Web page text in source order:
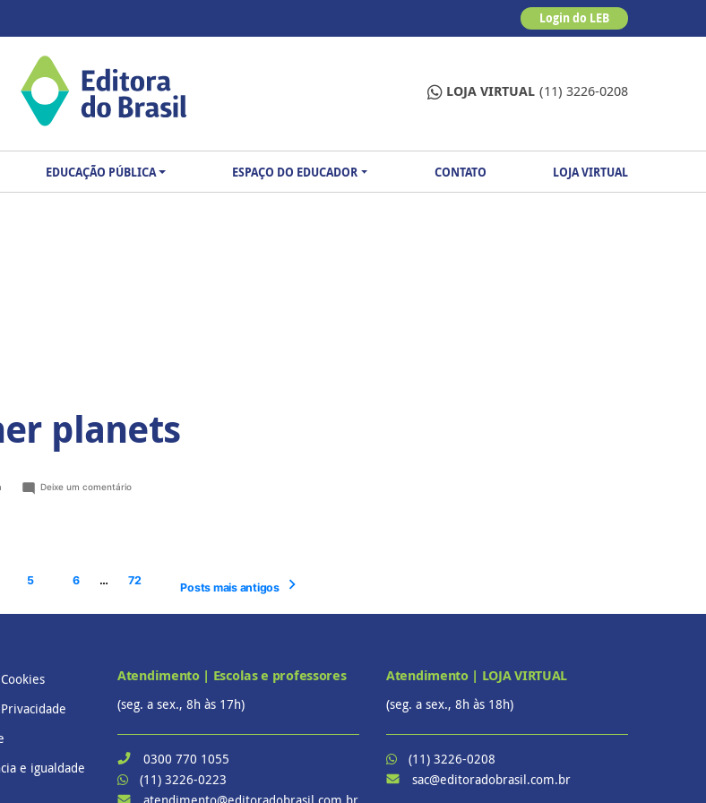
Login do LEB
LOJA VIRTUAL (11) 3226-0208
EDUCAÇÃO PÚBLICA ESPAÇO DO EDUCADOR CONTATO LOJA VIRTUAL
planets
Deixe um comentário
5 6 … 72
Posts mais antigos
e igualdade
Atendimento | Escolas e professores
(seg. a sex., 8h às 17h)
0300 770 1055
(11) 3226-0223
atendimento@editoradobrasil.com.br
Atendimento | LOJA VIRTUAL
(seg. a sex., 8h às 18h)
(11) 3226-0208
sac@editoradobrasil.com.br